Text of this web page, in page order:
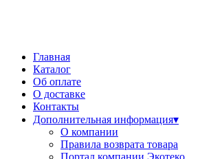
Главная
Каталог
Об оплате
О доставке
Контакты
Дополнительная информация▾
О компании
Правила возврата товара
Портал компании Экотеко